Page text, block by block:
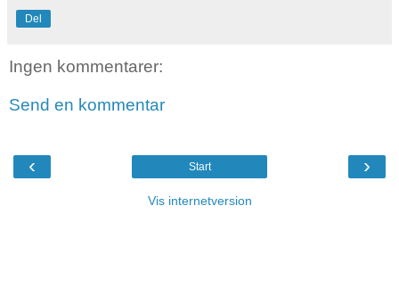
Del
Ingen kommentarer:
Send en kommentar
‹ ›
Start
Vis internetversion